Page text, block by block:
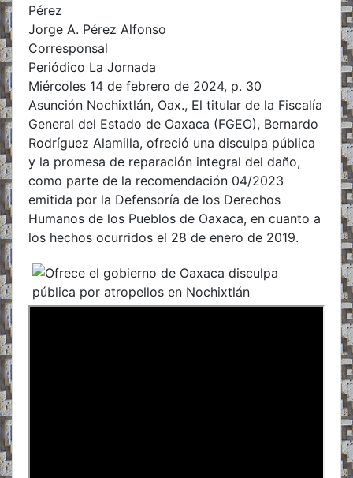
Pérez
Jorge A. Pérez Alfonso
Corresponsal
Periódico La Jornada
Miércoles 14 de febrero de 2024, p. 30
Asunción Nochixtlán, Oax., El titular de la Fiscalía
General del Estado de Oaxaca (FGEO), Bernardo
Rodríguez Alamilla, ofreció una disculpa pública
y la promesa de reparación integral del daño,
como parte de la recomendación 04/2023
emitida por la Defensoría de los Derechos
Humanos de los Pueblos de Oaxaca, en cuanto a
los hechos ocurridos el 28 de enero de 2019.